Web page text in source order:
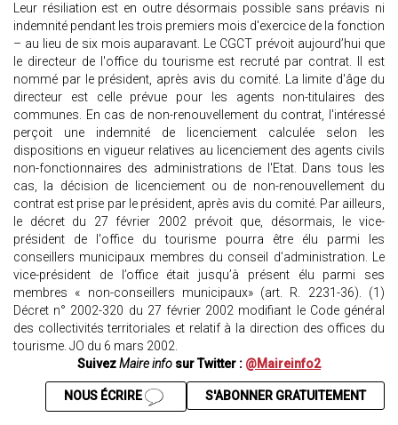
Leur résiliation est en outre désormais possible sans préavis ni
indemnité pendant les trois premiers mois d'exercice de la fonction
– au lieu de six mois auparavant. Le CGCT prévoit aujourd’hui que
le directeur de l'office du tourisme est recruté par contrat. Il est
nommé par le président, après avis du comité. La limite d'âge du
directeur est celle prévue pour les agents non-titulaires des
communes. En cas de non-renouvellement du contrat, l'intéressé
perçoit une indemnité de licenciement calculée selon les
dispositions en vigueur relatives au licenciement des agents civils
non-fonctionnaires des administrations de l'Etat. Dans tous les
cas, la décision de licenciement ou de non-renouvellement du
contrat est prise par le président, après avis du comité. Par ailleurs,
le décret du 27 février 2002 prévoit que, désormais, le vice-
président de l'office du tourisme pourra être élu parmi les
conseillers municipaux membres du conseil d’administration. Le
vice-président de l’office était jusqu’à présent élu parmi ses
membres « non-conseillers municipaux» (art. R. 2231-36). (1)
Décret n° 2002-320 du 27 février 2002 modifiant le Code général
des collectivités territoriales et relatif à la direction des offices du
tourisme. JO du 6 mars 2002.
SuivezMaire info sur Twitter : @Maireinfo2
S'ABONNER GRATUITEMENT
NOUS ÉCRIRE